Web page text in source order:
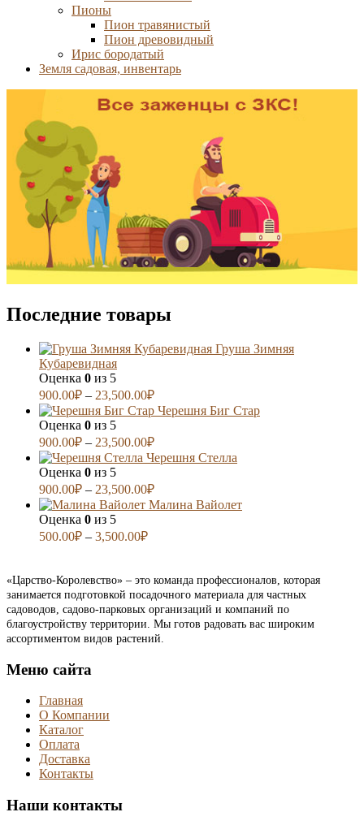
Пионы
Пион травянистый
Пион древовидный
Ирис бородатый
Земля садовая, инвентарь
Последние товары
Груша Зимняя
Кубаревидная
Оценка 0 из 5
900.00₽ – 23,500.00₽
Черешня Биг Стар
Оценка 0 из 5
900.00₽ – 23,500.00₽
Черешня Стелла
Оценка 0 из 5
900.00₽ – 23,500.00₽
Малина Вайолет
Оценка 0 из 5
500.00₽ – 3,500.00₽
«Царство-Королевство» – это команда профессионалов, которая
занимается подготовкой посадочного материала для частных
садоводов, садово-парковых организаций и компаний по
благоустройству территории. Мы готов радовать вас широким
ассортиментом видов растений.
Меню сайта
Главная
О Компании
Каталог
Оплата
Доставка
Контакты
Наши контакты